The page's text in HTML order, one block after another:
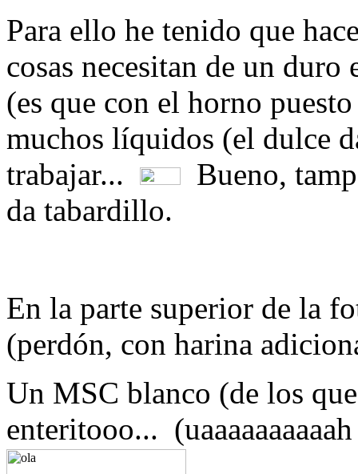
Para ello he tenido que
cosas necesitan de un
(es que con el horno
muchos líquidos (el dulce
trabajar...
Bueno,
da tabardillo.
En la parte superior de la
(perdón, con harina
Un MSC blanco (de los
enteritooo...